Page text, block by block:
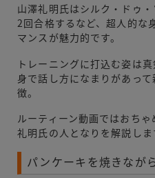
山澤礼明氏はシルク・ドゥ
2回合格するなど、超人的な
マンスが魅力的です。
トレーニングに打込む姿は
身で話し方になまりがあっ
徴。
ルーティーン動画ではおち
礼明氏の人となりを解説しま
パンケーキを焼きなが